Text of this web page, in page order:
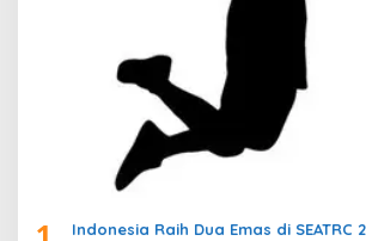
Indonesia Raih Dua Emas di SEATRC